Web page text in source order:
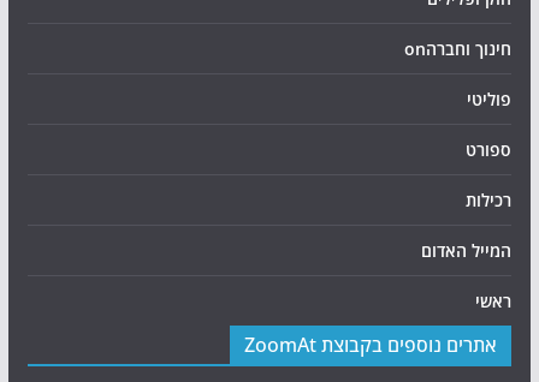
חינוך וחברהon
פוליטי
ספורט
רכילות
המייל האדום
ראשי
אתרים נוספים בקבוצת ZoomAt